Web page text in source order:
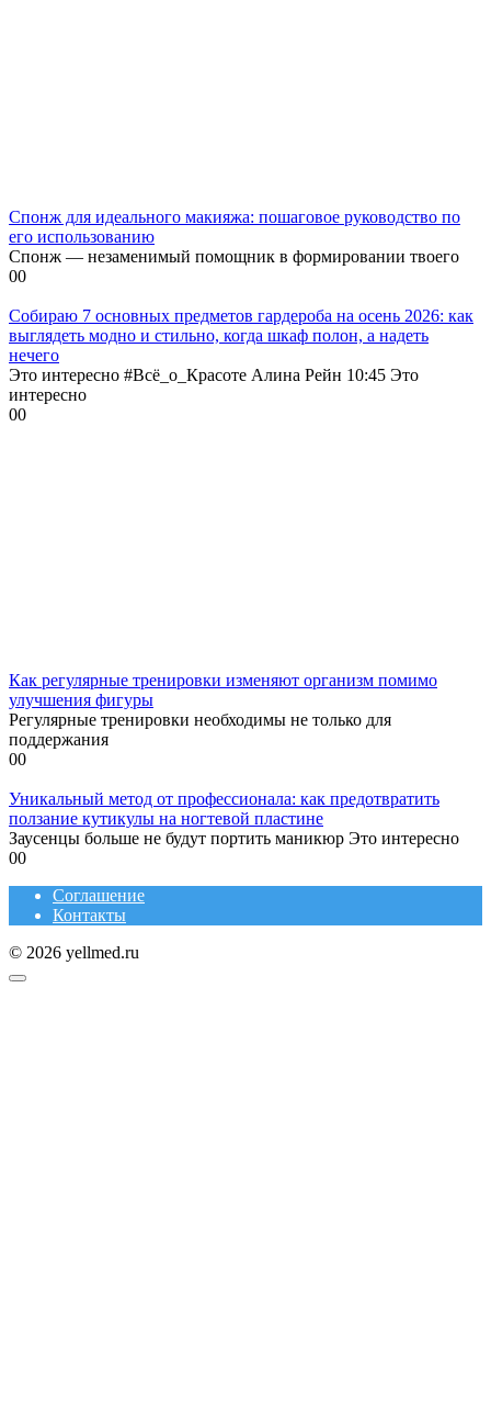
Спонж для идеального макияжа: пошаговое руководство по
его использованию
Спонж — незаменимый помощник в формировании твоего
00
Собираю 7 основных предметов гардероба на осень 2026: как
выглядеть модно и стильно, когда шкаф полон, а надеть
нечего
Это интересно #Всё_о_Красоте Алина Рейн 10:45 Это
интересно
00
Как регулярные тренировки изменяют организм помимо
улучшения фигуры
Регулярные тренировки необходимы не только для
поддержания
00
Уникальный метод от профессионала: как предотвратить
ползание кутикулы на ногтевой пластине
Заусенцы больше не будут портить маникюр Это интересно
00
Соглашение
Контакты
© 2026 yellmed.ru